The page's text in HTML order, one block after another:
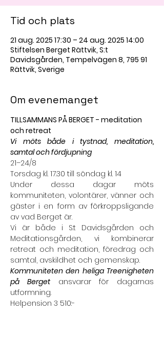
Tid och plats
21 aug. 2025 17:30 – 24 aug. 2025 14:00
Stiftelsen Berget Rättvik, S:t
Davidsgården, Tempelvägen 8, 795 91
Rättvik, Sverige
Om evenemanget
TILLSAMMANS PÅ BERGET - meditation
och retreat
Vi möts både i tystnad, meditation,
samtal och fördjupning
21–24/8
Torsdag kl. 17.30 till söndag kl. 14
Under dessa dagar möts
kommuniteten, volontärer, vänner och
gäster i en form av förkroppsligande
av vad Berget är.
Vi är både i S:t Davidsgården och
Meditationsgården, vi kombinerar
retreat och meditation, föredrag och
samtal, avskildhet och gemenskap.
Kommuniteten den heliga Treenigheten
på Berget ansvarar för dagarnas
utformning.
Helpension 3 510:-